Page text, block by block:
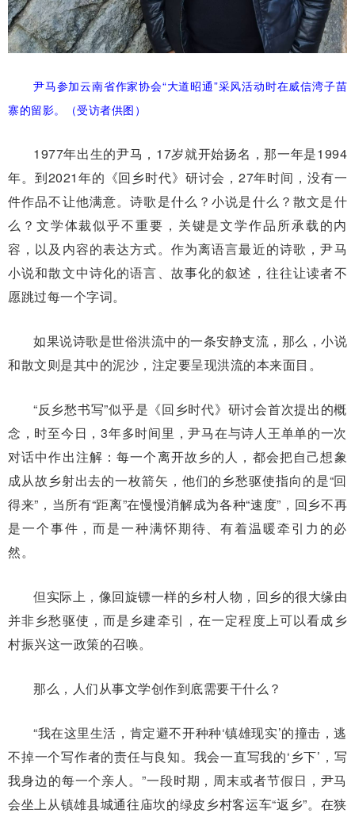
尹马参加云南省作家协会“大道昭通”采风活动时在威信湾子苗
寨的留影。
（受访者供图）
1977年出生的尹马，17岁就开始扬名，那一年是1994
年。到2021年的《回乡时代》研讨会，27年时间，没有一
件作品不让他满意。诗歌是什么？小说是什么？散文是什
么？文学体裁似乎不重要，关键是文学作品所承载的内
容，以及内容的表达方式。作为离语言最近的诗歌，尹马
小说和散文中诗化的语言、故事化的叙述，往往让读者不
愿跳过每一个字词。
如果说诗歌是世俗洪流中的一条安静支流，那么，小说
和散文则是其中的泥沙，注定要呈现洪流的本来面目。
“反乡愁书写”似乎是《回乡时代》研讨会首次提出的概
念，时至今日，3年多时间里，尹马在与诗人王单单的一次
对话中作出注解：每一个离开故乡的人，都会把自己想象
成从故乡射出去的一枚箭矢，他们的乡愁驱使指向的是“回
得来”，当所有“距离”在慢慢消解成为各种“速度”，回乡不再
是一个事件，而是一种满怀期待、有着温暖牵引力的必
然。
但实际上，像回旋镖一样的乡村人物，回乡的很大缘由
并非乡愁驱使，而是乡建牵引，在一定程度上可以看成乡
村振兴这一政策的召唤。
那么，人们从事文学创作到底需要干什么？
“我在这里生活，肯定避不开种种‘镇雄现实’的撞击，逃
不掉一个写作者的责任与良知。我会一直写我的‘乡下’，写
我身边的每一个亲人。”一段时期，周末或者节假日，尹马
会坐上从镇雄县城通往庙坎的绿皮乡村客运车“返乡”。在狭